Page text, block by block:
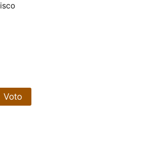
Voto